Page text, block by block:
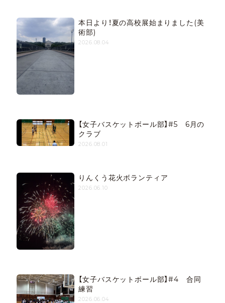
本日より！夏の高校展始まりました(美
術部)
2026.08.04
【女子バスケットボール部】#5 6月の
クラブ
2026.08.01
りんくう花火ボランティア
2026.06.10
【女子バスケットボール部】#4 合同
練習
2026.06.04